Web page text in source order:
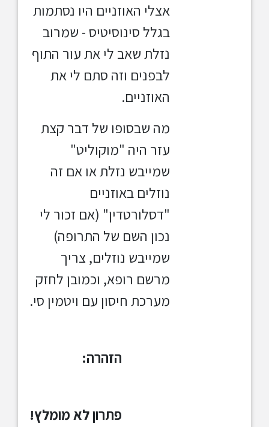
אצלי האוזניים היו נסתמות
בגלל סינוסיטיס - שמרוב
נזלת שאב לי את עור התוף
לבפנים וזה סתם לי את
האוזניים.
מה שבסופו של דבר קצת
עזר היה "מוקוליט"
שמייבש נזלת או אם זה
נוזלים באוזניים
"דסלורטדין" (אם זכור לי
נכון השם של התרופה)
שמייבש נוזלים, צריך
מרשם רופא, וכמובן לחזק
מערכת חיסון עם ויטמין סי.
הזהרה:
פתרון לא מומלץ!